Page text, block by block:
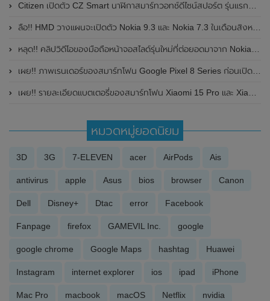
Citizen เปิดตัว CZ Smart นาฬิกาสมาร์ทวอทช์ดีไซน์สปอร์ต รุ่นแรกของแบรนด์ที่มาพร้อมกับ Wear OS
ลือ!! HMD วางแผนจะเปิดตัว Nokia 9.3 และ Nokia 7.3 ในเดือนสิงหาคมหรือกันยายนปี 2020
หลุด!! คลิปวิดีโอของมือถือหน้าจอสไลด์รุ่นใหม่ที่ต่อยอดมาจาก Nokia N95 รุ่นดั้งเดิม
เผย!! ภาพเรนเดอร์ของสมาร์ทโฟน Google Pixel 8 Series ก่อนเปิดตัวที่งาน Google I/O 2023 ในเดือนพฤษภาคม 2023 นี้
เผย!! รายละเอียดแบตเตอรี่ของสมาร์ทโฟน Xiaomi 15 Pro และ Xiaomi 15 Ultra
หมวดหมู่ยอดนิยม
3D 3G 7-ELEVEN acer AirPods Ais
antivirus apple Asus bios browser Canon
Dell Disney+ Dtac error Facebook
Fanpage firefox GAMEVIL Inc. google
google chrome Google Maps hashtag Huawei
Instagram internet explorer ios ipad iPhone
Mac Pro macbook macOS Netflix nvidia